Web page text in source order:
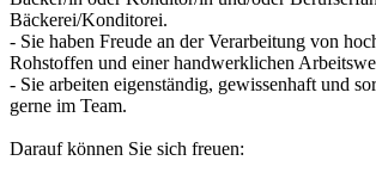
Bäckerei/Konditorei.
- Sie haben Freude an der Verarbeitung von
Rohstoffen und einer handwerklichen
- Sie arbeiten eigenständig, gewissenhaft und
gerne im Team.
Darauf können Sie sich freuen: